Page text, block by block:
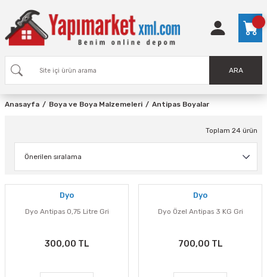
ARA
Anasayfa Boya ve Boya Malzemeleri Antipas Boyalar
Toplam 24 ürün
Dyo
Dyo Antipas 0,75 Litre Gri
300,00 TL
Dyo
Dyo Özel Antipas 3 KG Gri
700,00 TL